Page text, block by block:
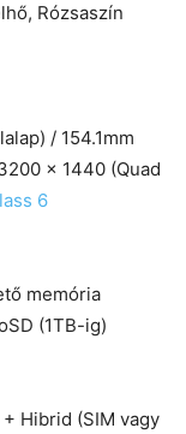
Rózsaszín
/ 154.1mm
x 1440 (Quad
6
memória
(1TB-ig)
Hibrid (SIM vagy